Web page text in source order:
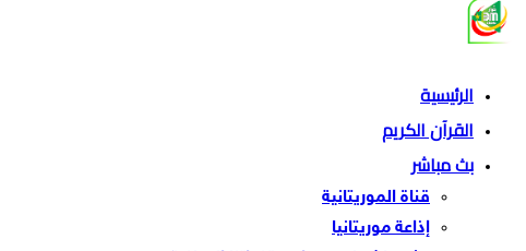
الرئيسية
القرآن الكريم
بث مباشر
قناة الموريتانية
إذاعة موريتانيا